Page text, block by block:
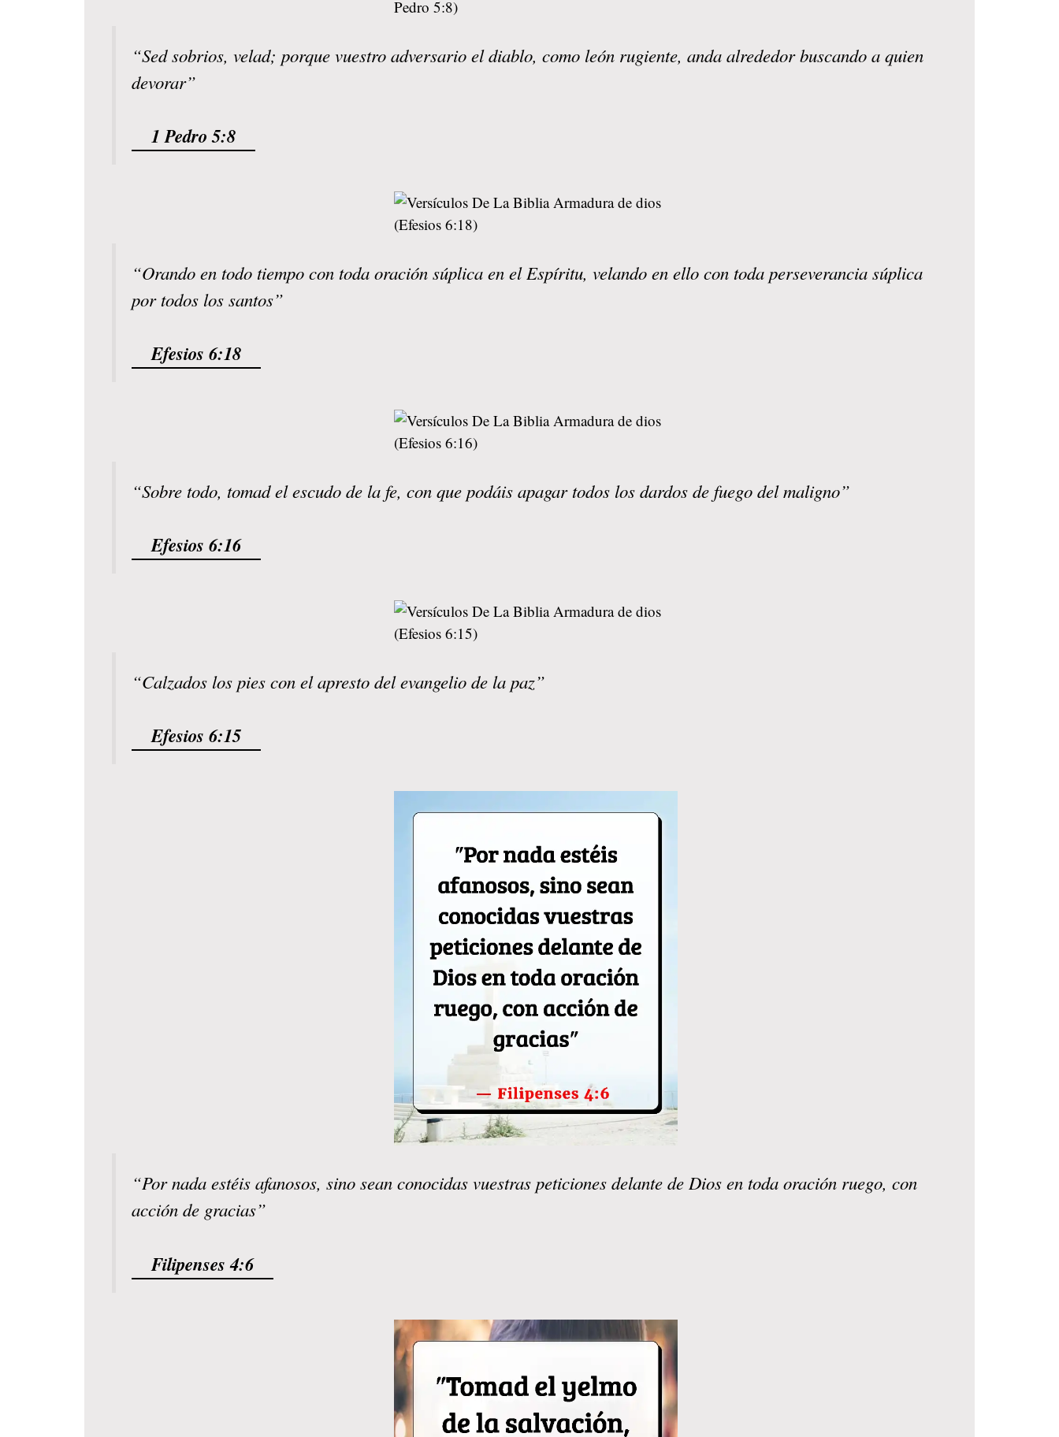
“Sed sobrios, velad; porque vuestro adversario el diablo, como león rugiente, anda alrededor buscando a quien
devorar”
1 Pedro 5:8
“Orando en todo tiempo con toda oración súplica en el Espíritu, velando en ello con toda perseverancia súplica
por todos los santos”
Efesios 6:18
“Sobre todo, tomad el escudo de la fe, con que podáis apagar todos los dardos de fuego del maligno”
Efesios 6:16
“Calzados los pies con el apresto del evangelio de la paz”
Efesios 6:15
“Por nada estéis afanosos, sino sean conocidas vuestras peticiones delante de Dios en toda oración ruego, con
acción de gracias”
Filipenses 4:6